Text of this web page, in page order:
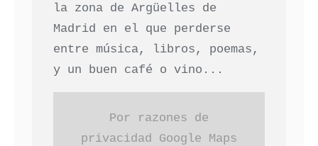
la zona de Argüelles de
Madrid en el que perderse
entre música, libros, poemas,
y un buen café o vino...
Por razones de
privacidad Google Maps